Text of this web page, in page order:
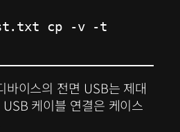
cp -v -t
바이스의 전면 USB는 제대
케이블 연결은 케이스